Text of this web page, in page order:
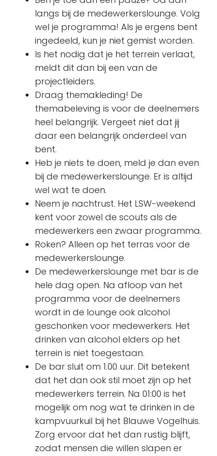
langs bij de medewerkerslounge. Volg
wel je programma! Als je ergens bent
ingedeeld, kun je niet gemist worden.
Is het nodig dat je het terrein verlaat,
meldt dit dan bij een van de
projectleiders.
Draag themakleding! De
themabeleving is voor de deelnemers
heel belangrijk. Vergeet niet dat jij
daar een belangrijk onderdeel van
bent.
Heb je niets te doen, meld je dan even
bij de medewerkerslounge. Er is altijd
wel wat te doen.
Neem je nachtrust. Het LSW-weekend
kent voor zowel de scouts als de
medewerkers een zwaar programma.
Roken? Alleen op het terras voor de
medewerkerslounge.
De medewerkerslounge met bar is de
hele dag open. Na afloop van het
programma voor de deelnemers
wordt in de lounge ook alcohol
geschonken voor medewerkers. Het
drinken van alcohol elders op het
terrein is niet toegestaan.
De bar sluit om 1.00 uur. Dit betekent
dat het dan ook stil moet zijn op het
medewerkers terrein. Na 01:00 is het
mogelijk om nog wat te drinken in de
kampvuurkuil bij het Blauwe Vogelhuis.
Zorg ervoor dat het dan rustig blijft,
zodat mensen die willen slapen er